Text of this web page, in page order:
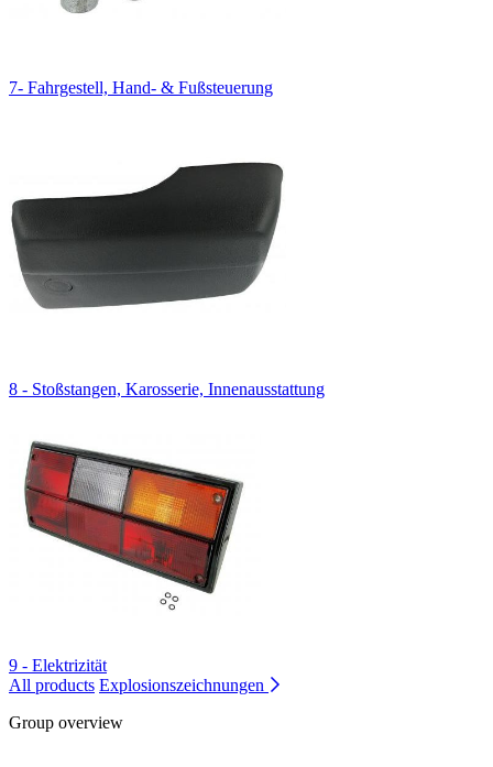
7- Fahrgestell, Hand- & Fußsteuerung
8 - Stoßstangen, Karosserie, Innenausstattung
9 - Elektrizität
All products Explosionszeichnungen
Group overview